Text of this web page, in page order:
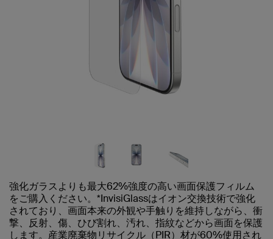
強化ガラスよりも最大62%強度の高い画面保護フィルム
をご購入ください。*InvisiGlassはイオン交換技術で強化
されており、画面本来の外観や手触りを維持しながら、衝
撃、反射、傷、ひび割れ、汚れ、指紋などから画面を保護
します。産業廃棄物リサイクル（PIR）材が60%使用され